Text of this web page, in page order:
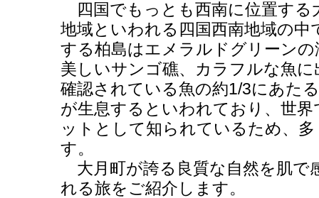
四国でもっとも西南に位置する
地域といわれる四国西南地域の中
する柏島はエメラルドグリーン
美しいサンゴ礁、カラフルな魚
確認されている魚の約1/3にあた
が生息するといわれており、世
ットとして知られているため、
す。
大月町が誇る良質な自然を肌で
れる旅をご紹介します。